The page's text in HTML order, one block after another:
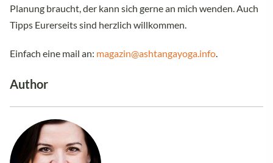
Planung braucht, der kann sich gerne an mich wenden. Auch
Tipps Eurerseits sind herzlich willkommen.
Einfach eine mail an: magazin@ashtangayoga.info.
Author